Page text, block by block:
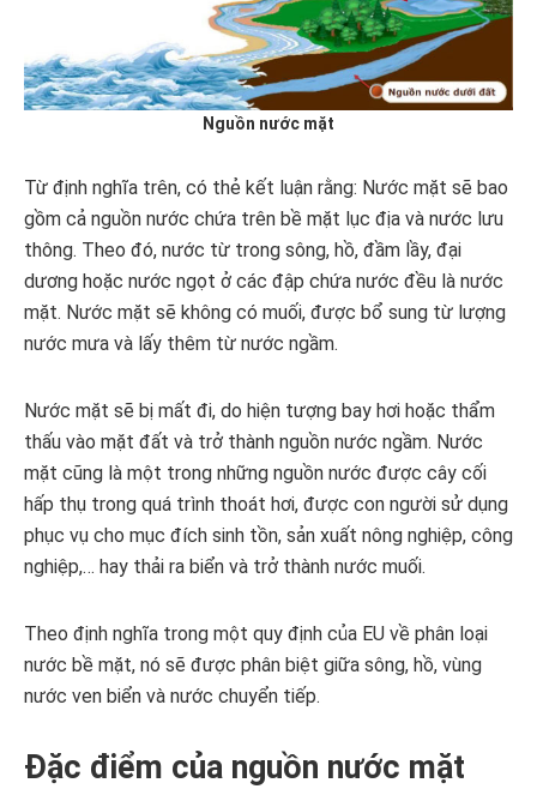
Nguồn nước mặt
Từ định nghĩa trên, có thẻ kết luận rằng: Nước mặt sẽ bao
gồm cả nguồn nước chứa trên bề mặt lục địa và nước lưu
thông. Theo đó, nước từ trong sông, hồ, đầm lầy, đại
dương hoặc nước ngọt ở các đập chứa nước đều là nước
mặt. Nước mặt sẽ không có muối, được bổ sung từ lượng
nước mưa và lấy thêm từ nước ngầm.
Nước mặt sẽ bị mất đi, do hiện tượng bay hơi hoặc thẩm
thấu vào mặt đất và trở thành nguồn nước ngầm. Nước
mặt cũng là một trong những nguồn nước được cây cối
hấp thụ trong quá trình thoát hơi, được con người sử dụng
phục vụ cho mục đích sinh tồn, sản xuất nông nghiệp, công
nghiệp,… hay thải ra biển và trở thành nước muối.
Theo định nghĩa trong một quy định của EU về phân loại
nước bề mặt, nó sẽ được phân biệt giữa sông, hồ, vùng
nước ven biển và nước chuyển tiếp.
Đặc điểm của nguồn nước mặt